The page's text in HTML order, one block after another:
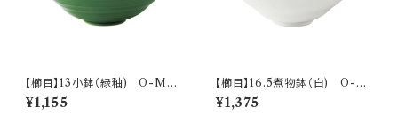
【櫛目】13小鉢（緑釉) O-M05
603
¥1,155
【櫛目】16.5煮物鉢（白) O-M
05501
¥1,375